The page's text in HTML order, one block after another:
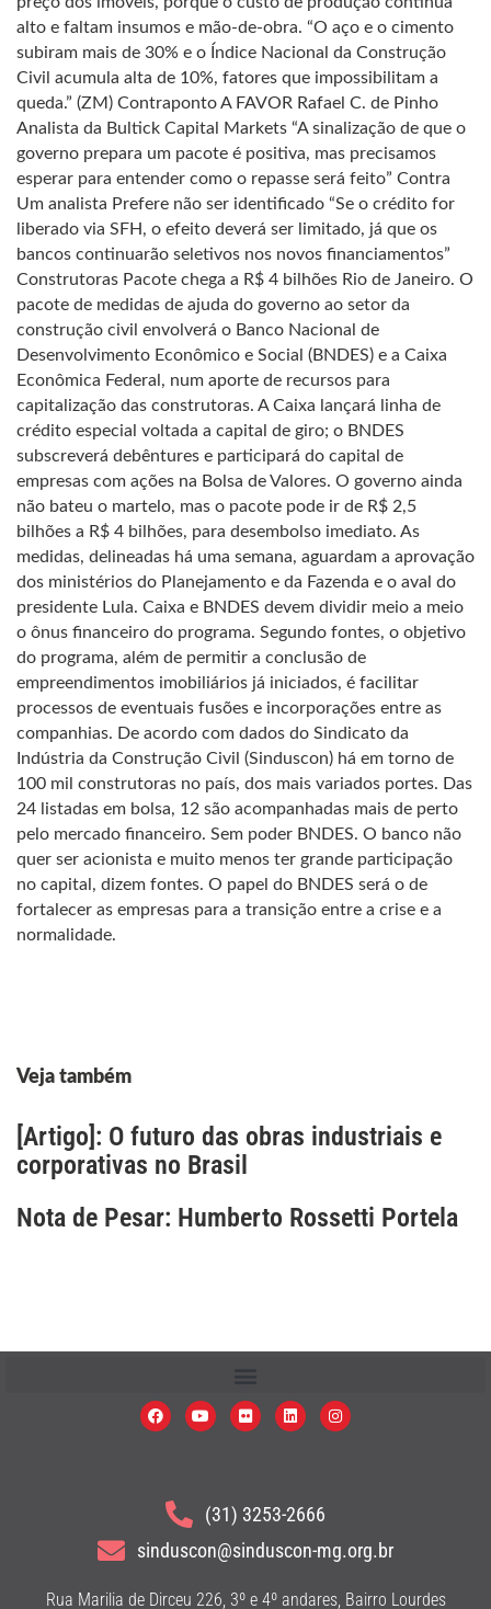
alto e faltam insumos e mão-de-obra. “O aço e o cimento
subiram mais de 30% e o Índice Nacional da Construção
Civil acumula alta de 10%, fatores que impossibilitam a
queda.” (ZM) Contraponto A FAVOR Rafael C. de Pinho
Analista da Bultick Capital Markets “A sinalização de que o
governo prepara um pacote é positiva, mas precisamos
esperar para entender como o repasse será feito” Contra
Um analista Prefere não ser identificado “Se o crédito for
liberado via SFH, o efeito deverá ser limitado, já que os
bancos continuarão seletivos nos novos financiamentos”
Construtoras Pacote chega a R$ 4 bilhões Rio de Janeiro. O
pacote de medidas de ajuda do governo ao setor da
construção civil envolverá o Banco Nacional de
Desenvolvimento Econômico e Social (BNDES) e a Caixa
Econômica Federal, num aporte de recursos para
capitalização das construtoras. A Caixa lançará linha de
crédito especial voltada a capital de giro; o BNDES
subscreverá debêntures e participará do capital de
empresas com ações na Bolsa de Valores. O governo ainda
não bateu o martelo, mas o pacote pode ir de R$ 2,5
bilhões a R$ 4 bilhões, para desembolso imediato. As
medidas, delineadas há uma semana, aguardam a aprovação
dos ministérios do Planejamento e da Fazenda e o aval do
presidente Lula. Caixa e BNDES devem dividir meio a meio
o ônus financeiro do programa. Segundo fontes, o objetivo
do programa, além de permitir a conclusão de
empreendimentos imobiliários já iniciados, é facilitar
processos de eventuais fusões e incorporações entre as
companhias. De acordo com dados do Sindicato da
Indústria da Construção Civil (Sinduscon) há em torno de
100 mil construtoras no país, dos mais variados portes. Das
24 listadas em bolsa, 12 são acompanhadas mais de perto
pelo mercado financeiro. Sem poder BNDES. O banco não
quer ser acionista e muito menos ter grande participação
no capital, dizem fontes. O papel do BNDES será o de
fortalecer as empresas para a transição entre a crise e a
normalidade.
Veja também
[Artigo]: O futuro das obras industriais e
corporativas no Brasil
Nota de Pesar: Humberto Rossetti Portela
(31) 3253-2666
sinduscon@sinduscon-mg.org.br
Rua Marilia de Dirceu 226, 3º e 4º andares, Bairro Lourdes